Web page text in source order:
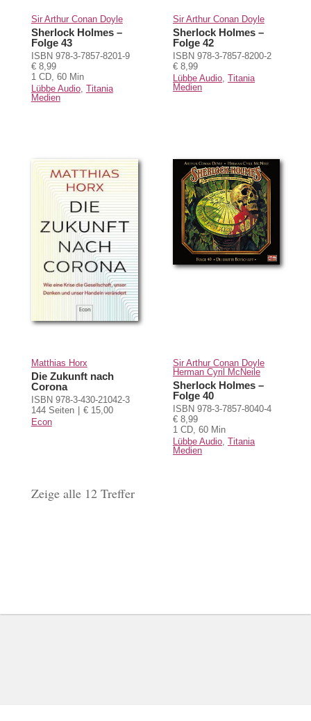
Sir Arthur Conan Doyle
Sherlock Holmes –
Folge 43
ISBN 978-3-7857-8201-9
€ 8,99
1 CD, 60 Min
Lübbe Audio, Titania
Medien
Sir Arthur Conan Doyle
Sherlock Holmes –
Folge 42
ISBN 978-3-7857-8200-2
€ 8,99
Lübbe Audio, Titania
Medien
Matthias Horx
Die Zukunft nach
Corona
ISBN 978-3-430-21042-3
144 Seiten
€ 15,00
Econ
Sir Arthur Conan Doyle
Herman Cyril McNeile
Sherlock Holmes –
Folge 40
ISBN 978-3-7857-8040-4
€ 8,99
1 CD, 60 Min
Lübbe Audio, Titania
Medien
Zeige alle 12 Treffer